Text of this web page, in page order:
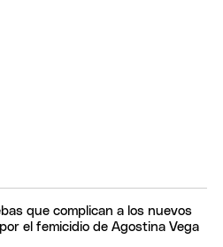
que complican a los nuevos
el femicidio de Agostina Vega